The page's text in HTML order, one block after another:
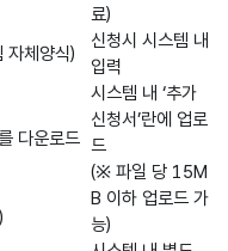
료)
자체양식)
신청시 시스템 내
입력
다운로드
시스템 내 ‘추가
신청서’란에 업로
드
(※ 파일 당 15M
B 이하 업로드 가
능)